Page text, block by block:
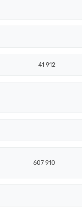
41 912
607 910